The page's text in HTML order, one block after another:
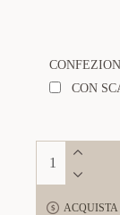
CON
ACQUISTA